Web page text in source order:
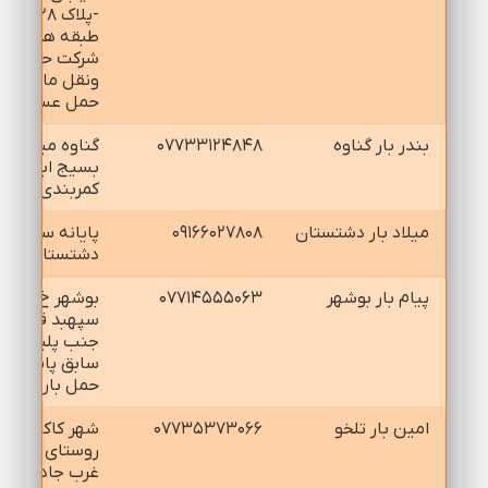
طبقه همكف-
شركت حمل
ونقل ماهان
حمل عسلويه
بندر بار گناوه
۰۷۷۳۳۱۲۴۸۴۸
گناوه ميدان
بسيج ابتداي
كمربندي
ميلاد بار دشتستان
۰۹۱۶۶۰۲۷۸۰۸
پايانه سيمان
دشتستان
پيام بار بوشهر
۰۷۷۱۴۵۵۵۰۶۳
بوشهر خ
سپهبد قرني
جنب پليس
سابق پايانه
حمل بار
امين بار تلخو
۰۷۷۳۵۳۷۳۰۶۶
شهر كاكي
روستاي تلخو
غرب جاده